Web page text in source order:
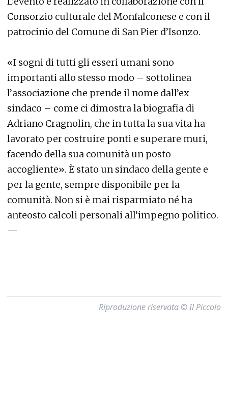
Consorzio culturale del Monfalconese e con il
patrocinio del Comune di San Pier d’Isonzo.
«I sogni di tutti gli esseri umani sono
importanti allo stesso modo – sottolinea
l’associazione che prende il nome dall’ex
sindaco – come ci dimostra la biografia di
Adriano Cragnolin, che in tutta la sua vita ha
lavorato per costruire ponti e superare muri,
facendo della sua comunità un posto
accogliente». È stato un sindaco della gente e
per la gente, sempre disponibile per la
comunità. Non si è mai risparmiato né ha
anteosto calcoli personali all’impegno politico.
—
Riproduzione riservata © Il Piccolo